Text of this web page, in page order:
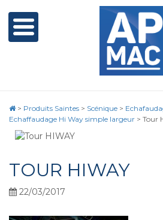
> Produits Saintes > Scénique >
Echaffaudage Hi Way simple largeur > Tour
TOUR HIWAY
22/03/2017